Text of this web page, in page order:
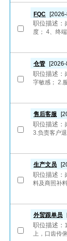
FQC
职位描述：
度； 4、终
仓管
职位描述：
字敏感； 2.
售后客服
职位描述：
3.负责客户
生产文员
职位描述：
料及商照补
外贸跟单员
职位描述：
上，口齿伶